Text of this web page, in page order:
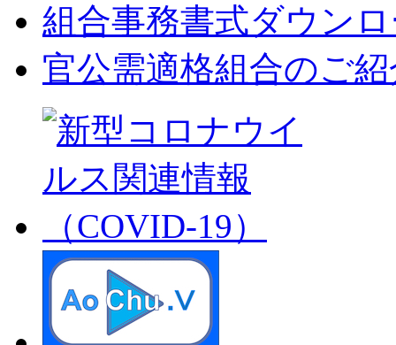
組合事務書式ダウン
官公需適格組合のご